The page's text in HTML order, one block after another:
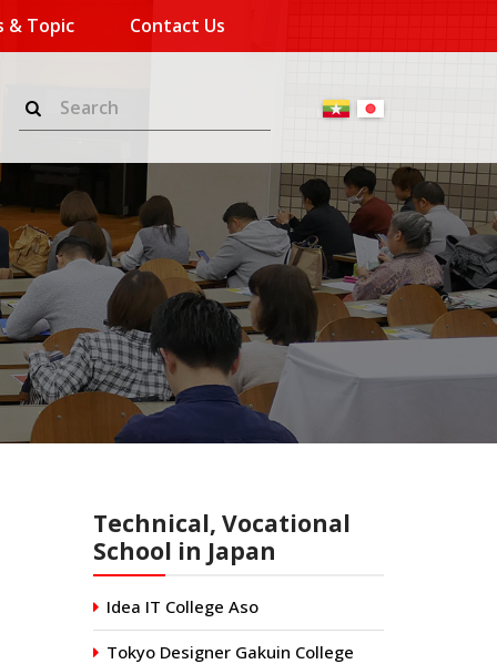
& Topic Contact Us
Technical, Vocational
School in Japan
Idea IT College Aso
Tokyo Designer Gakuin College